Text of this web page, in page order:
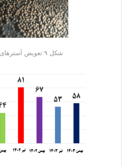
شکل ۹:تعویض آسترهای بدنه فاز ۲